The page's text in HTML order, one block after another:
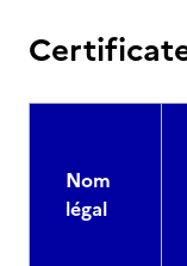
Nom
légal